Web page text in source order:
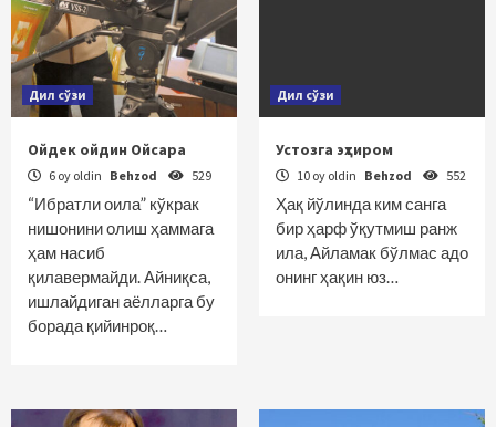
Дил сўзи
Ойдек ойдин Ойсара
6 oy oldin Behzod 529
“Ибратли оила” кўкрак
нишонини олиш ҳаммага
ҳам насиб
қилавермайди. Айниқса,
ишлайдиган аёлларга бу
борада қийинроқ…
Дил сўзи
Устозга эҳтиром
10 oy oldin Behzod 552
Ҳақ йўлинда ким санга
бир ҳарф ўқутмиш ранж
ила, Айламак бўлмас адо
онинг ҳақин юз…